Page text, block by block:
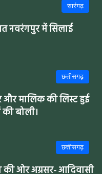
सारंगढ़
नवरंगपुर में सिलाई
छत्तीसगढ़
मालिक की लिस्ट हुई
बोली।
छत्तीसगढ़
ओर अग्रसर- आदिवासी